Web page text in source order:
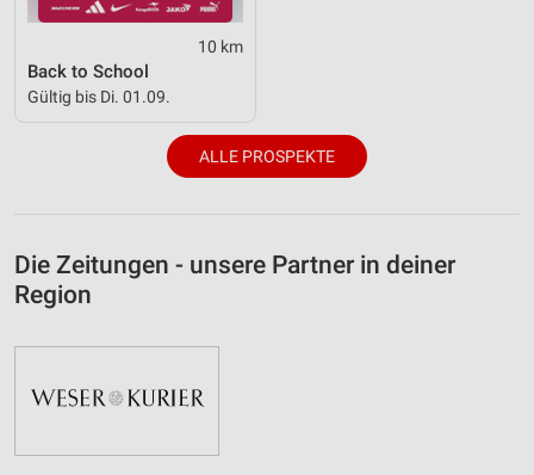
10 km
Back to School
Gültig bis Di. 01.09.
ALLE PROSPEKTE
Die Zeitungen - unsere Partner in deiner
Region